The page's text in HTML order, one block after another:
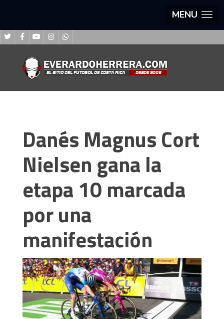
MENU
Danés Magnus Cort
Nielsen gana la
etapa 10 marcada
por una
manifestación